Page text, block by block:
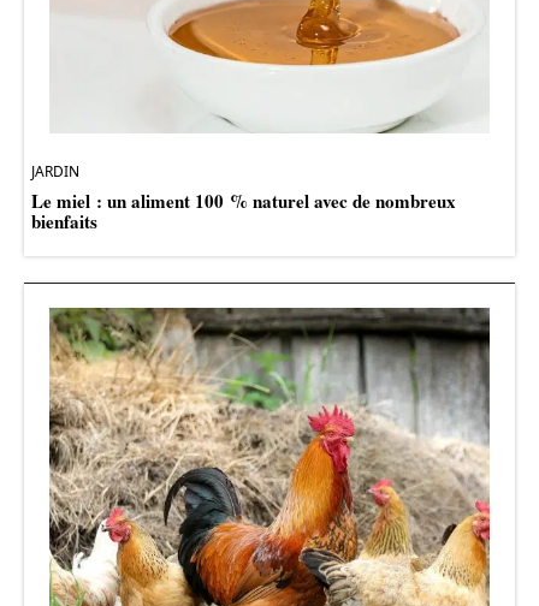
JARDIN
Le miel : un aliment 100 % naturel avec de nombreux
bienfaits